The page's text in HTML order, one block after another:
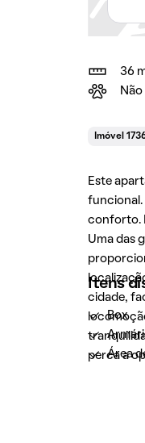
36
Imóvel
Este
funcional.
conforto.
Uma das
cidade,
perca a
Itens
Box
Área